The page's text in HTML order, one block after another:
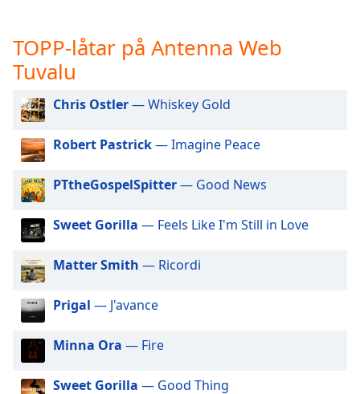
subtitles
settings
subtitles
off
selected
Track
Picture-
in-
Picture
Fullscreen
This
modal
window.
Beginning
TOPP-låtar på Antenna Web
Tuvalu
Chris Ostler— Whiskey Gold
Robert Pastrick— Imagine Peace
PTtheGospelSpitter— Good News
Sweet Gorilla — Feels Like I'm Still in Love
Matter Smith — Ricordi
Prigal — J'avance
Minna Ora — Fire
Sweet Gorilla — Good Thing